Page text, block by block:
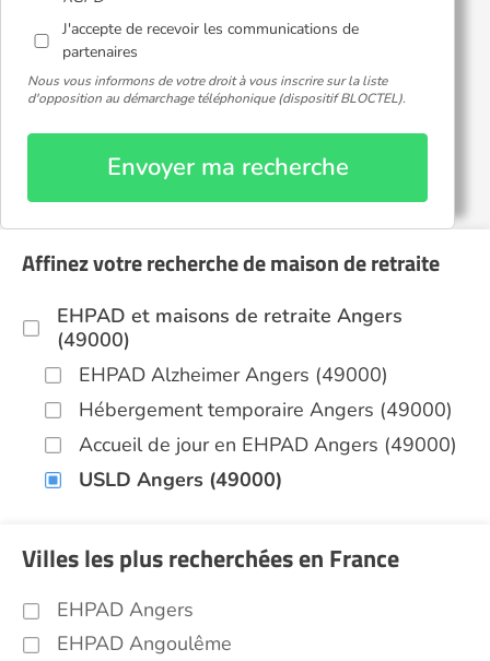
J'accepte de recevoir les communications de
partenaires
Nous vous informons de votre droit à vous inscrire sur la liste
d'opposition au démarchage téléphonique (dispositif BLOCTEL).
Envoyer ma recherche
Affinez votre recherche de maison de retraite
EHPAD et maisons de retraite Angers
(49000)
EHPAD Alzheimer Angers (49000)
Hébergement temporaire Angers (49000)
Accueil de jour en EHPAD Angers (49000)
USLD Angers (49000)
Villes les plus recherchées en France
EHPAD Angers
EHPAD Angoulême